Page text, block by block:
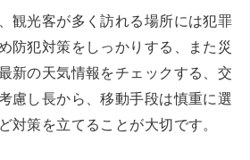
観光客が多く訪れる場所には犯罪
防犯対策をしっかりする、また災
新の天気情報をチェックする、交
慮し長から、移動手段は慎重に選
対策を立てることが大切です。